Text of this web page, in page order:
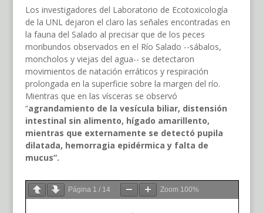
Los investigadores del Laboratorio de Ecotoxicología
de la UNL dejaron el claro las señales encontradas en
la fauna del Salado al precisar que de los peces
moribundos observados en el Río Salado --sábalos,
moncholos y viejas del agua-- se detectaron
movimientos de natación erráticos y respiración
prolongada en la superficie sobre la margen del río.
Mientras que en las vísceras se observó
“agrandamiento de la vesícula biliar, distensión
intestinal sin alimento, hígado amarillento,
mientras que externamente se detectó pupila
dilatada, hemorragia epidérmica y falta de
mucus”.
Página 1 / 14 Zoom 100%